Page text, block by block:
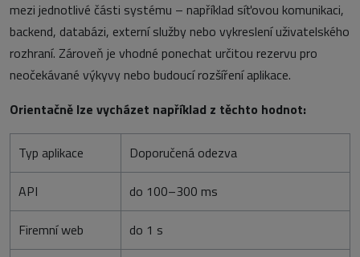
mezi jednotlivé části systému – například síťovou komunikaci,
backend, databázi, externí služby nebo vykreslení uživatelského
rozhraní. Zároveň je vhodné ponechat určitou rezervu pro
neočekávané výkyvy nebo budoucí rozšíření aplikace.
Orientačně lze vycházet například z těchto hodnot:
Typ aplikace
Doporučená odezva
API
do 100–300 ms
Firemní web
do 1 s